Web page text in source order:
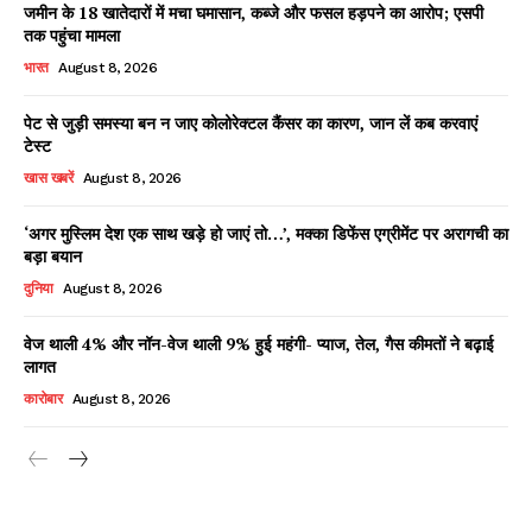
जमीन के 18 खातेदारों में मचा घमासान, कब्जे और फसल हड़पने का आरोप; एसपी
तक पहुंचा मामला
भारत August 8, 2026
पेट से जुड़ी समस्या बन न जाए कोलोरेक्टल कैंसर का कारण, जान लें कब करवाएं
टेस्ट
खास खबरें August 8, 2026
‘अगर मुस्लिम देश एक साथ खड़े हो जाएं तो…’, मक्का डिफेंस एग्रीमेंट पर अरागची का
बड़ा बयान
दुनिया August 8, 2026
वेज थाली 4% और नॉन-वेज थाली 9% हुई महंगी- प्याज, तेल, गैस कीमतों ने बढ़ाई
लागत
कारोबार August 8, 2026